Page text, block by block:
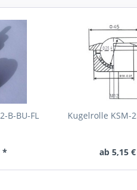
B-BU-FL
*
Kugelrolle KSM-
ab 5,15